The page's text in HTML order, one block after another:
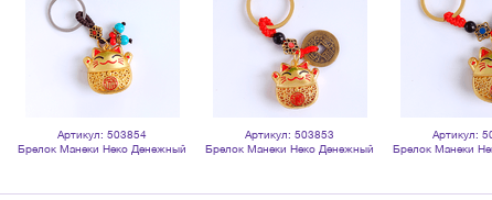
Артикул: 503854
Брелок Манеки Неко Денежный
Артикул: 503853
Брелок Манеки Неко Денежный
Артикул:
Брелок Манеки